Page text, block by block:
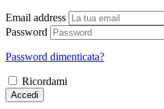
Email address
Password
Password dimenticata?
Ricordami
Accedi